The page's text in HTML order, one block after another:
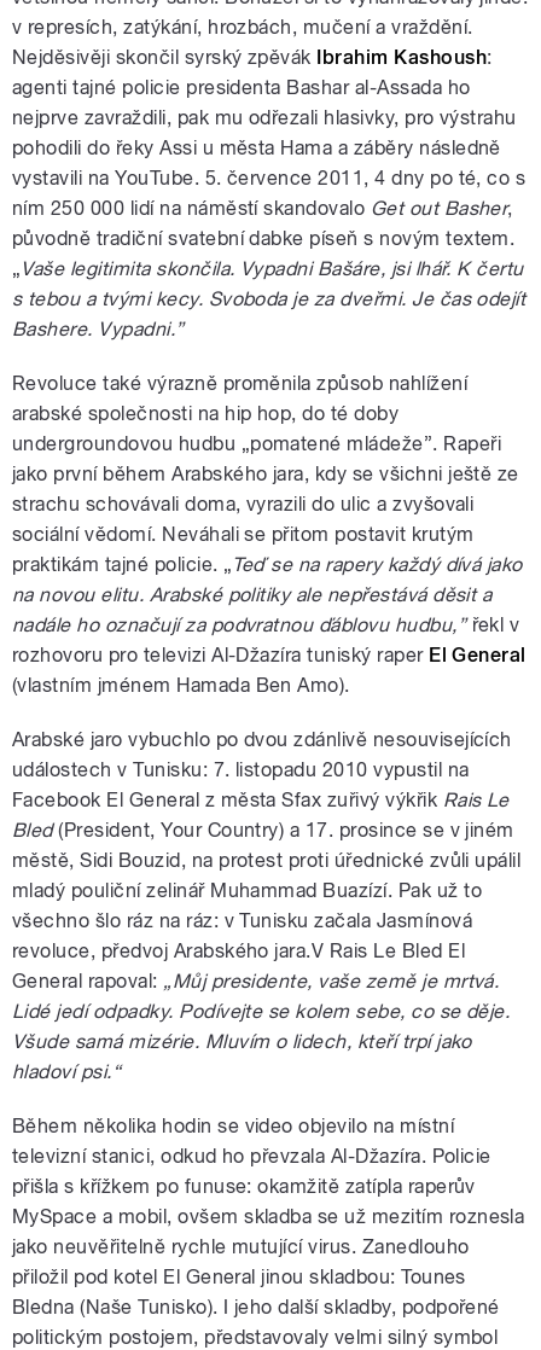
v represích, zatýkání, hrozbách, mučení a vraždění.
Nejděsivěji skončil syrský zpěvák Ibrahim Kashoush:
agenti tajné policie presidenta Bashar al-Assada ho
nejprve zavraždili, pak mu odřezali hlasivky, pro výstrahu
pohodili do řeky Assi u města Hama a záběry následně
vystavili na YouTube. 5. července 2011, 4 dny po té, co s
ním 250 000 lidí na náměstí skandovalo Get out Basher,
původně tradiční svatební dabke píseň s novým textem.
„ Vaše legitimita skončila. Vypadni Bašáre, jsi lhář. K čertu
s tebou a tvými kecy. Svoboda je za dveřmi. Je čas odejít
Bashere. Vypadni.”
Revoluce také výrazně proměnila způsob nahlížení
arabské společnosti na hip hop, do té doby
undergroundovou hudbu „pomatené mládeže”. Rapeři
jako první během Arabského jara, kdy se všichni ještě ze
strachu schovávali doma, vyrazili do ulic a zvyšovali
sociální vědomí. Neváhali se přitom postavit krutým
praktikám tajné policie. „Teď se na rapery každý dívá jako
na novou elitu. Arabské politiky ale nepřestává děsit a
nadále ho označují za podvratnou ďáblovu hudbu,” řekl v
rozhovoru pro televizi Al-Džazíra tuniský raper El General
(vlastním jménem Hamada Ben Amo).
Arabské jaro vybuchlo po dvou zdánlivě nesouvisejících
událostech v Tunisku: 7. listopadu 2010 vypustil na
Facebook El General z města Sfax zuřivý výkřik Rais Le
Bled(President, Your Country) a 17. prosince se v jiném
městě, Sidi Bouzid, na protest proti úřednické zvůli upálil
mladý pouliční zelinář Muhammad Buazízí. Pak už to
všechno šlo ráz na ráz: v Tunisku začala Jasmínová
revoluce, předvoj Arabského jara.V Rais Le Bled El
General rapoval: „Můj presidente, vaše země je mrtvá.
Lidé jedí odpadky. Podívejte se kolem sebe, co se děje.
Všude samá mizérie. Mluvím o lidech, kteří trpí jako
hladoví psi.“
Během několika hodin se video objevilo na místní
televizní stanici, odkud ho převzala Al-Džazíra. Policie
přišla s křížkem po funuse: okamžitě zatípla raperův
MySpace a mobil, ovšem skladba se už mezitím roznesla
jako neuvěřitelně rychle mutující virus. Zanedlouho
přiložil pod kotel El General jinou skladbou: Tounes
Bledna (Naše Tunisko). I jeho další skladby, podpořené
politickým postojem, představovaly velmi silný symbol